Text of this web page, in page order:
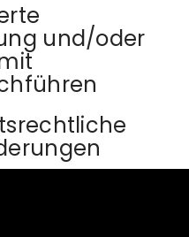
und/oder